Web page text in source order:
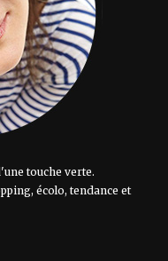
touche verte.
écolo, tendance et